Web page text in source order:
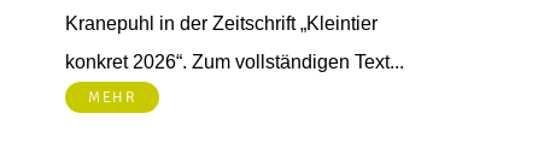
Kranepuhl in der Zeitschrift „Kleintier
konkret 2026“. Zum vollständigen Text...
MEHR